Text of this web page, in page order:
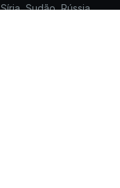
Sudão, Rússia